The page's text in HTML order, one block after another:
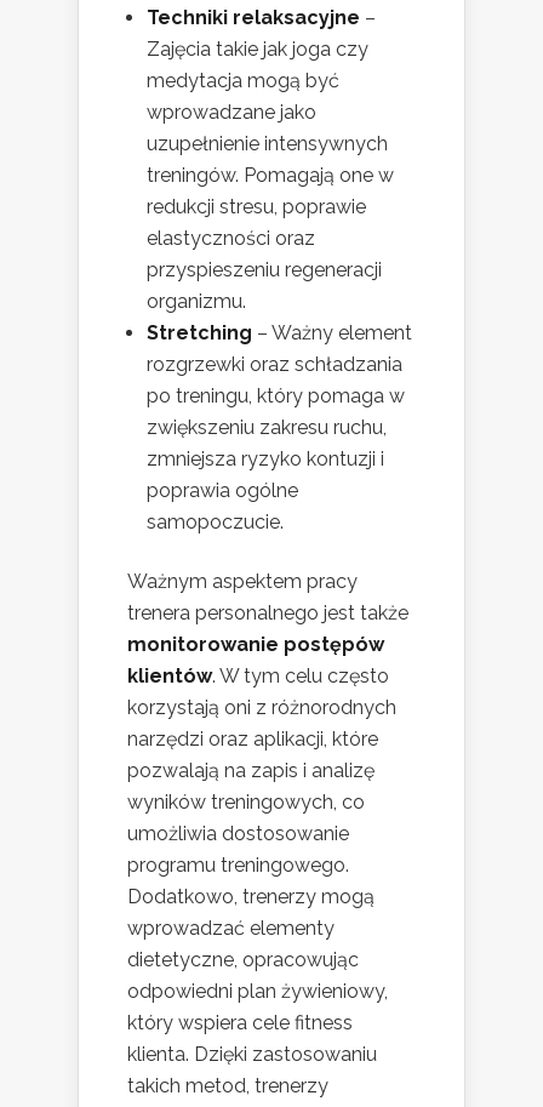
Techniki relaksacyjne –
Zajęcia takie jak joga czy
medytacja mogą być
wprowadzane jako
uzupełnienie intensywnych
treningów. Pomagają one w
redukcji stresu, poprawie
elastyczności oraz
przyspieszeniu regeneracji
organizmu.
Stretching – Ważny element
rozgrzewki oraz schładzania
po treningu, który pomaga w
zwiększeniu zakresu ruchu,
zmniejsza ryzyko kontuzji i
poprawia ogólne
samopoczucie.
Ważnym aspektem pracy
trenera personalnego jest także
monitorowanie postępów
klientów. W tym celu często
korzystają oni z różnorodnych
narzędzi oraz aplikacji, które
pozwalają na zapis i analizę
wyników treningowych, co
umożliwia dostosowanie
programu treningowego.
Dodatkowo, trenerzy mogą
wprowadzać elementy
dietetyczne, opracowując
odpowiedni plan żywieniowy,
który wspiera cele fitness
klienta. Dzięki zastosowaniu
takich metod, trenerzy